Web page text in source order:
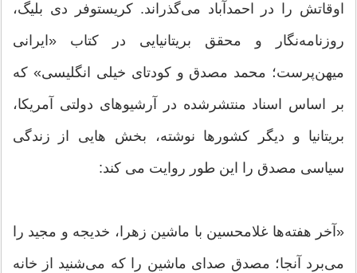
اوقاتش را در احمدآباد می‌گذراند. کریستوفر دی بلیگ،
روزنامه‌نگار و محقق بریتانیایی در کتاب «ایرانی
میهن‌پرست؛ محمد مصدق و کودتای خیلی انگلیسی» که
بر اساس اسناد منتشرشده در آرشیوهای دولتی آمریکا،
بریتانیا و دیگر کشور‌ها نوشته، بخش هایی از زندگی
سیاسی مصدق را این طور روایت می کند:
«آخر هفته‌ها غلامحسین با ماشین زهرا، خدیجه و مجید را
می‌برد آنجا؛ مصدق صدای ماشین را که می‌شنید از خانه